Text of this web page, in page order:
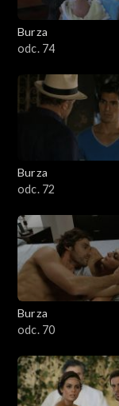
Burza
odc. 74
Burza
odc. 72
Burza
odc. 70